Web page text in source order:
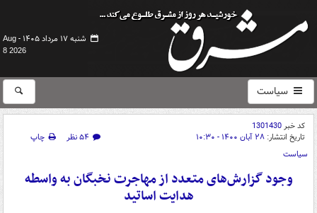
شنبه ۱۷ مرداد ۱۴۰۵ -
Aug
8 2026
سیاست
کد خبر1301430
تاریخ انتشار: ۲۸ آبان ۱۴۰۰ - ۱۰:۳۰ ۵۴ نظر
چاپ
سیاست
وجود گزارش‌های متعدد از مهاجرت نخبگان به واسطه
هدایت اساتید